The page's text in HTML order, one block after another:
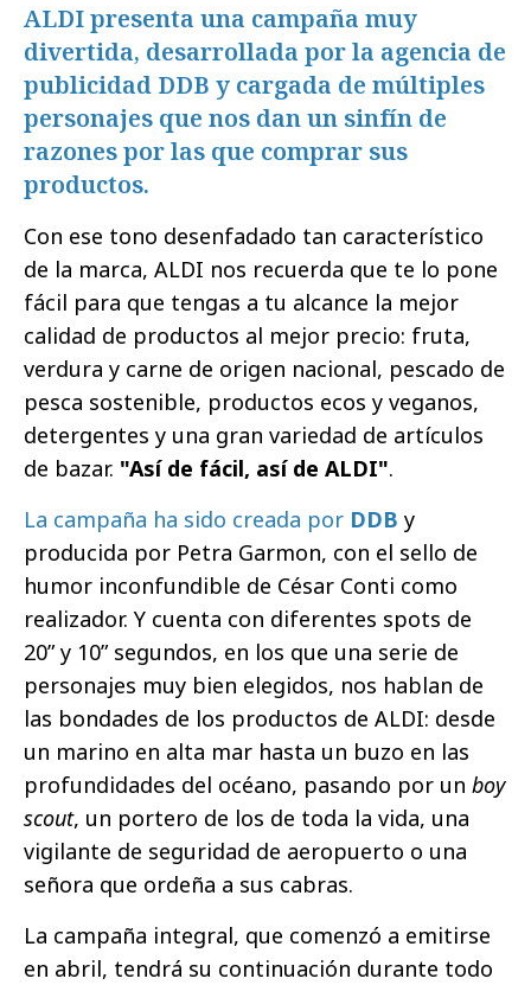
ALDI presenta una campaña muy
divertida, desarrollada por la agencia de
publicidad DDB y cargada de múltiples
personajes que nos dan un sinfín de
razones por las que comprar sus
productos.
Con ese tono desenfadado tan característico
de la marca, ALDI nos recuerda que te lo pone
fácil para que tengas a tu alcance la mejor
calidad de productos al mejor precio: fruta,
verdura y carne de origen nacional, pescado de
pesca sostenible, productos ecos y veganos,
detergentes y una gran variedad de artículos
de bazar. "Así de fácil, así de ALDI".
La campaña ha sido creada por DDB y
producida por Petra Garmon, con el sello de
humor inconfundible de César Conti como
realizador. Y cuenta con diferentes spots de
20” y 10” segundos, en los que una serie de
personajes muy bien elegidos, nos hablan de
las bondades de los productos de ALDI: desde
un marino en alta mar hasta un buzo en las
profundidades del océano, pasando por un boy
scout, un portero de los de toda la vida, una
vigilante de seguridad de aeropuerto o una
señora que ordeña a sus cabras.
La campaña integral, que comenzó a emitirse
en abril, tendrá su continuación durante todo